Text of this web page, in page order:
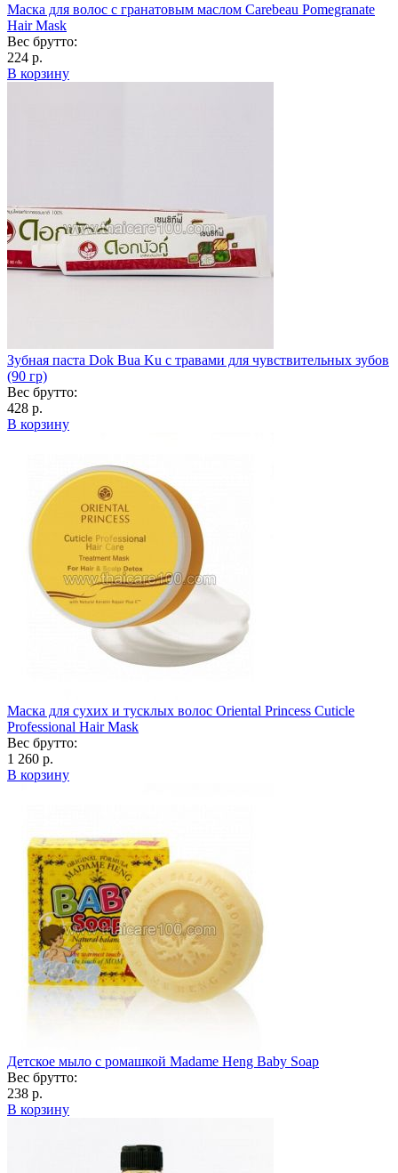
Маска для волос с гранатовым маслом Carebeau Pomegranate
Hair Mask
Вес брутто:
224 р.
В корзину
Зубная паста Dok Bua Ku с травами для чувствительных зубов
(90 гр)
Вес брутто:
428 р.
В корзину
Маска для сухих и тусклых волос Oriental Princess Cuticle
Professional Hair Mask
Вес брутто:
1 260 р.
В корзину
Детское мыло c ромашкой Madame Heng Baby Soap
Вес брутто:
238 р.
В корзину